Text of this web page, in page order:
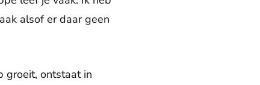
alsof er daar geen
groeit, ontstaat in